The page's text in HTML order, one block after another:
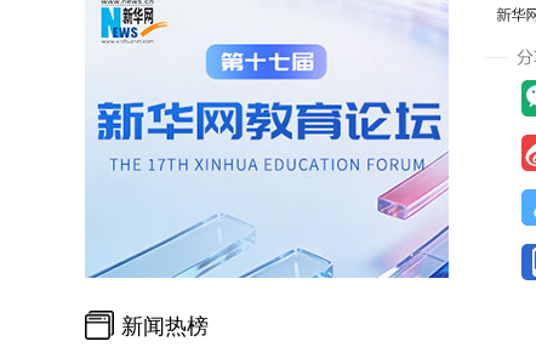
新闻热榜